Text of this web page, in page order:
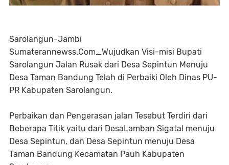
Sarolangun-Jambi
Sumaterannewss.Com_Wujudkan Visi-misi Bupati
Sarolangun Jalan Rusak dari Desa Sepintun Menuju
Desa Taman Bandung Telah di Perbaiki Oleh Dinas PU-
PR Kabupaten Sarolangun.
Perbaikan dan Pengerasan jalan Tesebut Terdiri dari
Beberapa Titik yaitu dari DesaLamban Sigatal menuju
Desa Sepintun, dan Desa Sepintun menuju Desa
Taman Bandung Kecamatan Pauh Kabupaten